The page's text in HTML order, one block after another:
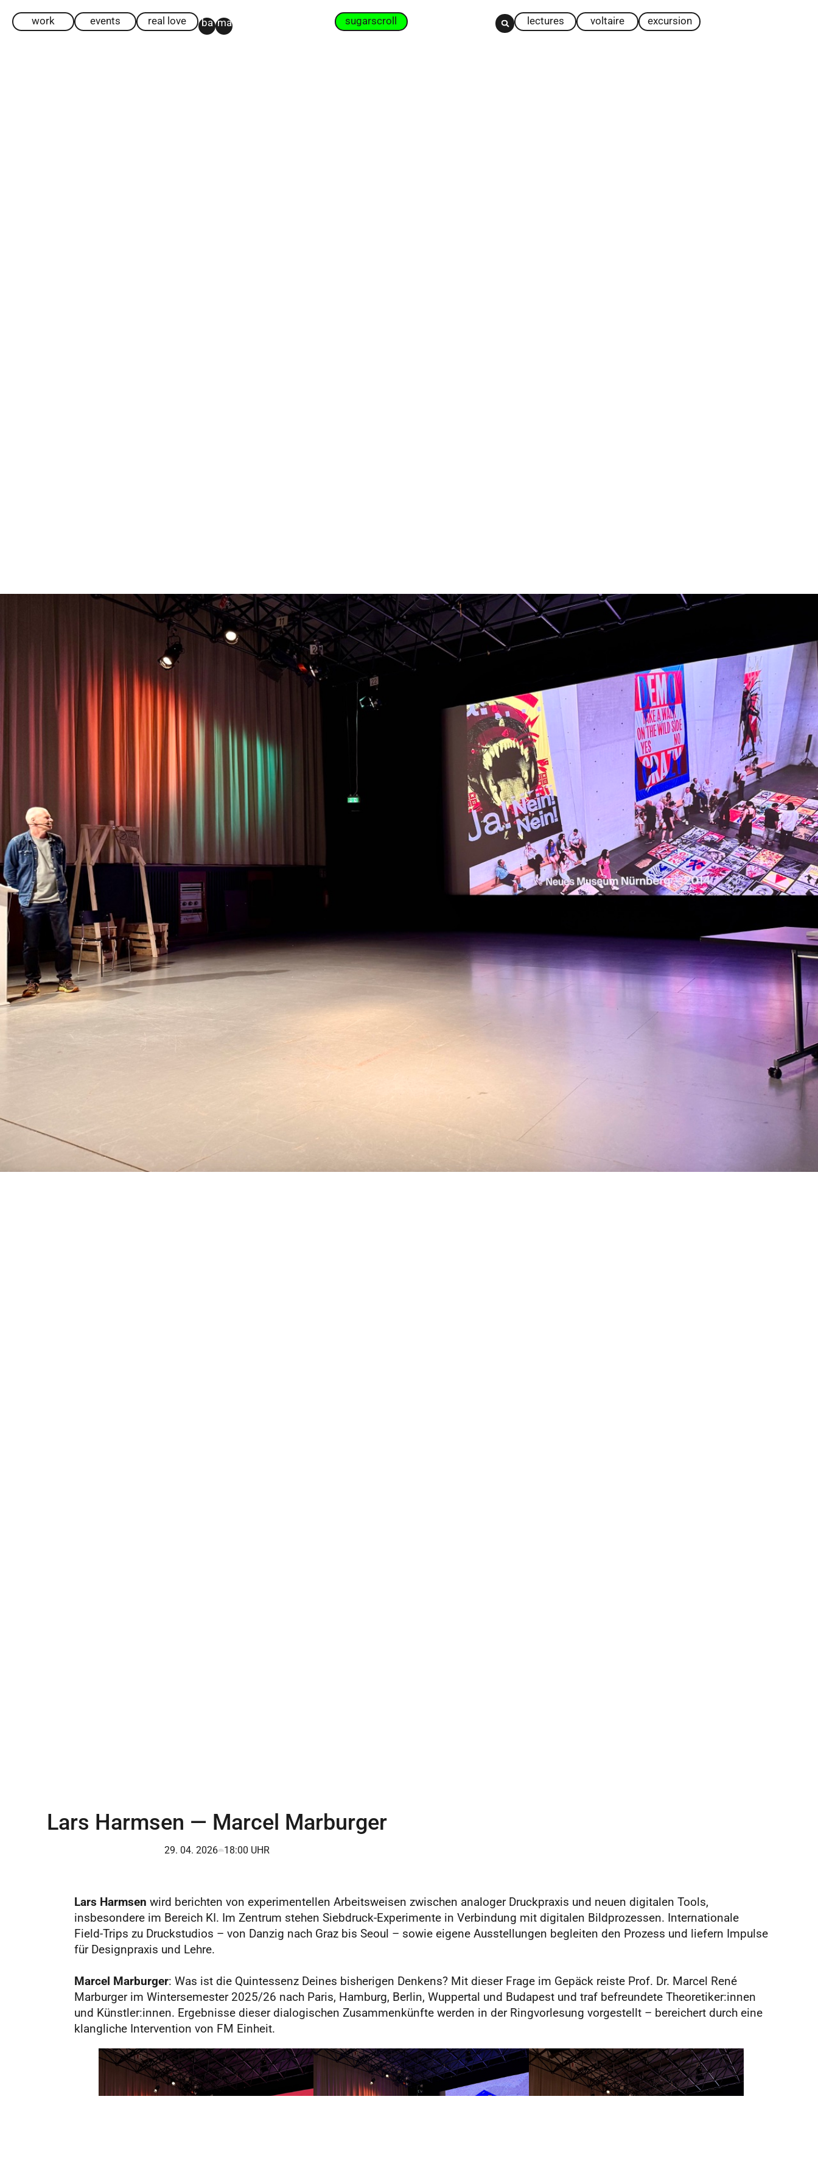
work events real love ba ma sugarscroll lectures voltaire excursion
Lars Harmsen — Marcel Marburger
29. 04. 2026 18:00 UHR
Lars Harmsen wird berichten von experimentellen Arbeitsweisen zwischen analoger Druckpraxis und neuen digitalen Tools,
insbesondere im Bereich KI. Im Zentrum stehen Siebdruck-Experimente in Verbindung mit digitalen Bildprozessen. Internationale
Field-Trips zu Druckstudios – von Danzig nach Graz bis Seoul – sowie eigene Ausstellungen begleiten den Prozess und liefern Impulse
für Designpraxis und Lehre.
Marcel Marburger: Was ist die Quintessenz Deines bisherigen Denkens? Mit dieser Frage im Gepäck reiste Prof. Dr. Marcel René
Marburger im Wintersemester 2025/26 nach Paris, Hamburg, Berlin, Wuppertal und Budapest und traf befreundete Theoretiker:innen
und Künstler:innen. Ergebnisse dieser dialogischen Zusammenkünfte werden in der Ringvorlesung vorgestellt – bereichert durch eine
klangliche Intervention von FM Einheit.